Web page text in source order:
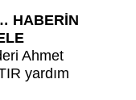
HABERİN
Ahmet
yardım